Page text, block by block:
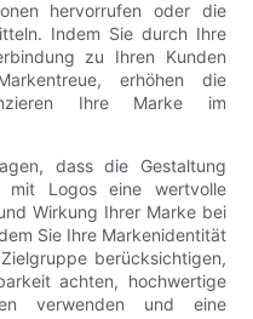
hervorrufen oder die
Indem Sie durch Ihre
zu Ihren Kunden
erhöhen die
Ihre Marke im
dass die Gestaltung
mit Logos eine wertvolle
Wirkung Ihrer Marke bei
Sie Ihre Markenidentität
berücksichtigen,
achten, hochwertige
verwenden und eine